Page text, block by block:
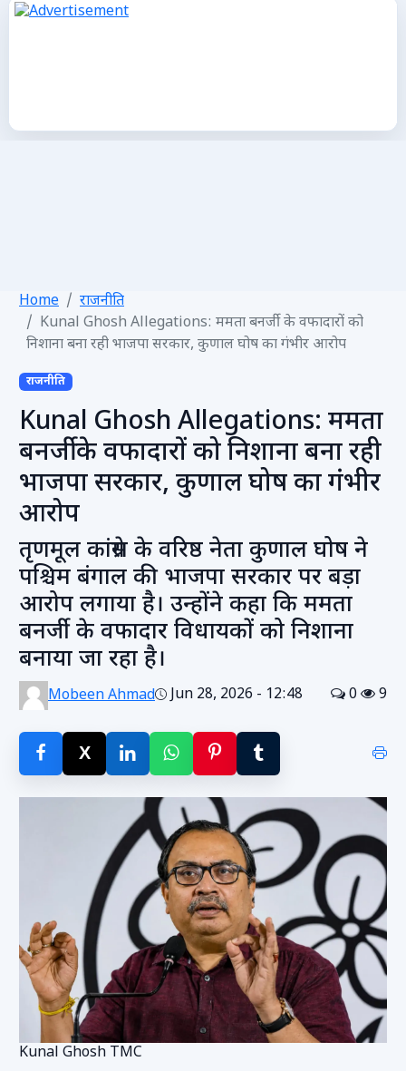
Home
राजनीति
Kunal Ghosh Allegations: ममता बनर्जी के वफादारों को
निशाना बना रही भाजपा सरकार, कुणाल घोष का गंभीर आरोप
राजनीति
Kunal Ghosh Allegations: ममता
बनर्जी के वफादारों को निशाना बना रही
भाजपा सरकार, कुणाल घोष का गंभीर
आरोप
तृणमूल कांग्रेस के वरिष्ठ नेता कुणाल घोष ने
पश्चिम बंगाल की भाजपा सरकार पर बड़ा
आरोप लगाया है। उन्होंने कहा कि ममता
बनर्जी के वफादार विधायकों को निशाना
बनाया जा रहा है।
Mobeen Ahmad Jun 28, 2026 - 12:48 0 9
Kunal Ghosh TMC